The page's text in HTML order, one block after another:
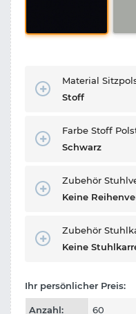
Material
Stoff
Farbe Stoff
Schwarz
Zubehör
Keine
Zubehör
Keine
Ihr persönlicher Preis:
Anzahl: 60